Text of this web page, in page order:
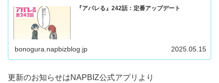
『アパレる』242話：定番アップデート
bonogura.napbizblog.jp 2025.05.15
更新のお知らせはNAPBIZ公式アプリより